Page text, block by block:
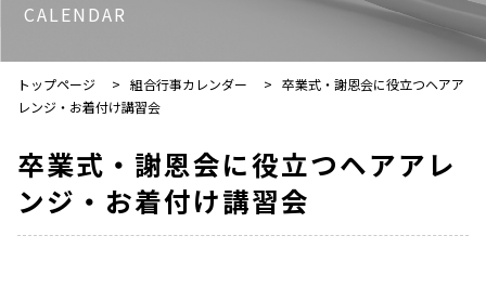
CALENDAR
トップページ > 組合行事カレンダー > 卒業式・謝恩会に役立つヘアア
レンジ・お着付け講習会
卒業式・謝恩会に役立つヘアアレ
ンジ・お着付け講習会